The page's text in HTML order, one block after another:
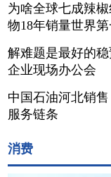
为啥全球七成辣
物18年销量世界
解难题是最好的
企业现场办公会
中国石油河北销
服务链条
消费